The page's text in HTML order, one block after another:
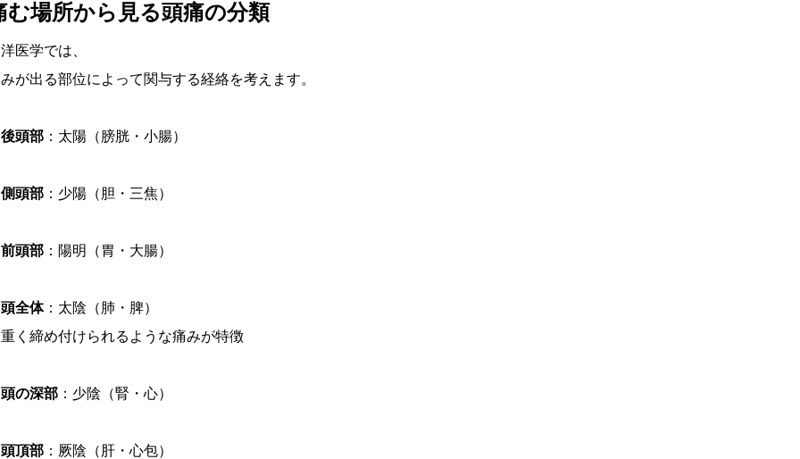
む場所から見る頭痛の分類
医学では、
が出る部位によって関与する経絡を考えます。
頭部 ：太陽（膀胱・小腸）
頭部 ：少陽（胆・三焦）
頭部 ：陽明（胃・大腸）
全体：太陰（肺・脾）
締め付けられるような痛みが特徴
の深部 ：少陰（腎・心）
頂部 ：厥陰（肝・心包）